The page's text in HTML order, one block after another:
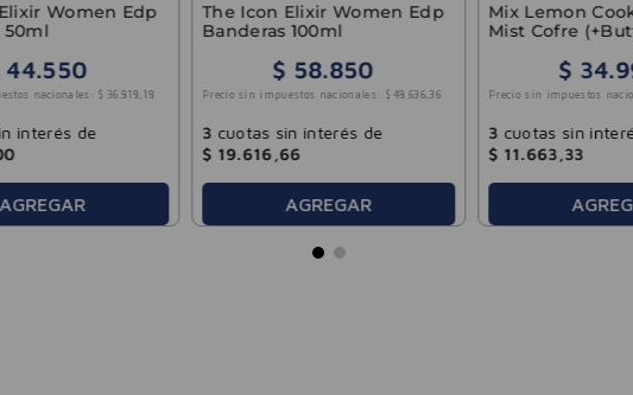
Women Edp
50ml
44.550
nacionales: $ 36 .818 , 18
interés de
AGREGAR
The Icon Elixir Women Edp
Banderas 100ml
$ 58.850
Precio sin impuestos nacionales: $ 48 .636, 36
3 cuotas sin interés de
$ 19.616 ,66
AGREGAR
Mix Lemon
Mist Cofre
$ 34.
Precio sin impuestos
3 cuotas sin
$ 11.663 33